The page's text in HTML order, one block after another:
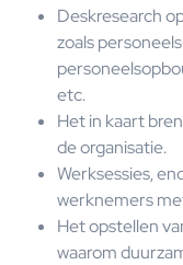
Deskresearch
zoals
etc.
Het in kaart
de organisatie.
Werksessies,
werknemers
Het opstellen
waarom